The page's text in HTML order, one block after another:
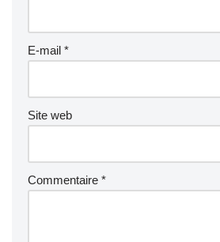
E-mail *
Site web
Commentaire *